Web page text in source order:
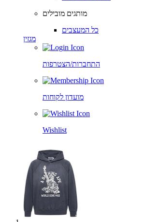
מותגים מובילים
כל המעצבים
מגזין
התחברות/הצטרפות
מועדון לקוחות
Wishlist